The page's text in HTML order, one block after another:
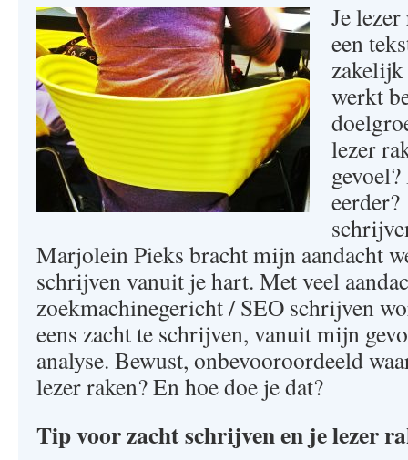
Je
een
werkt
lezer
Marjolein Pieks bracht mijn aandacht
schrijven vanuit je hart. Met veel
zoekmachinegericht / SEO schrijven
eens zacht te schrijven, vanuit mijn
analyse. Bewust, onbevooroordeeld
lezer raken? En hoe doe je dat?
Tip voor zacht schrijven en je lezer